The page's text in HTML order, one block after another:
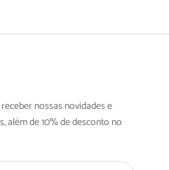
nossas novidades e
além de 10% de desconto no